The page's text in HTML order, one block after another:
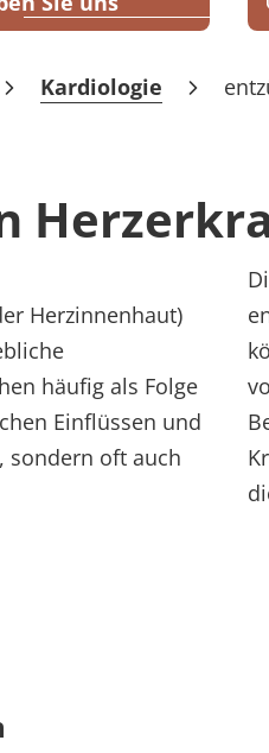
Kardiologie
Herzinnenhaut)
häufig als Folge
Einflüssen und
sondern oft auch